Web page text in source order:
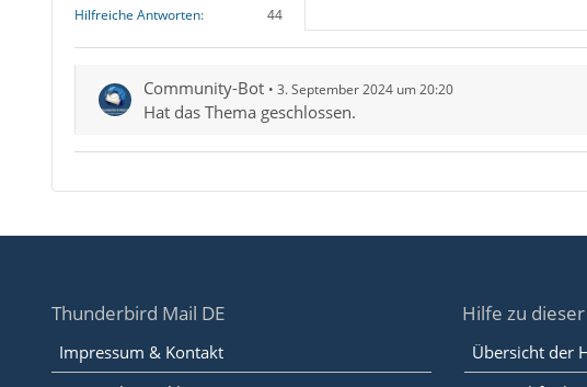
Hilfreiche Antworten
44
Community-Bot 3. September 2024 um 20:20
Hat das Thema geschlossen.
Thunderbird Mail DE
Impressum & Kontakt
Hilfe zu
Übersicht der